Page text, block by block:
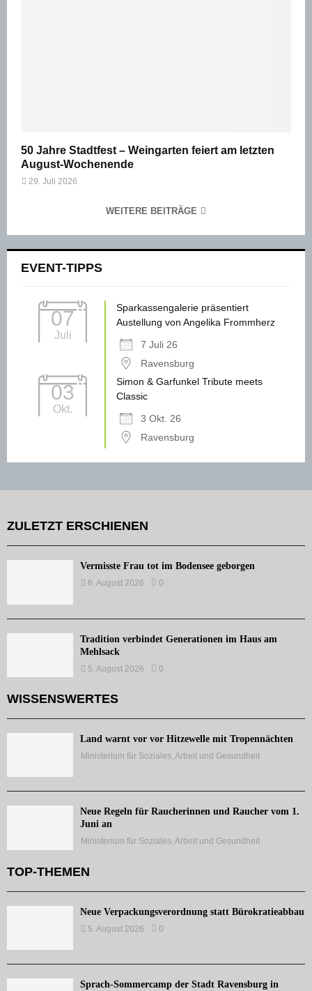
50 Jahre Stadtfest – Weingarten feiert am letzten
August-Wochenende
29. Juli 2026
WEITERE BEITRÄGE
EVENT-TIPPS
07
Juli
Sparkassengalerie präsentiert
Austellung von Angelika Frommherz
7 Juli 26
Ravensburg
03
Okt.
Simon & Garfunkel Tribute meets
Classic
3 Okt. 26
Ravensburg
ZULETZT ERSCHIENEN
Vermisste Frau tot im Bodensee geborgen
6. August 2026 0
Tradition verbindet Generationen im Haus am
Mehlsack
5. August 2026 0
WISSENSWERTES
Land warnt vor vor Hitzewelle mit Tropennächten
Ministerium für Soziales, Arbeit und Gesundheit
Neue Regeln für Raucherinnen und Raucher vom 1.
Juni an
Ministerium für Soziales, Arbeit und Gesundheit
TOP-THEMEN
Neue Verpackungsverordnung statt Bürokratieabbau
5. August 2026 0
Sprach-Sommercamp der Stadt Ravensburg in